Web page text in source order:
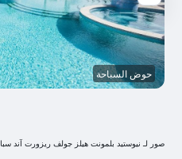
حوض السباحة
صور لـ نيوستيد بلمونت هيلز جولف ريزورت آند سبا